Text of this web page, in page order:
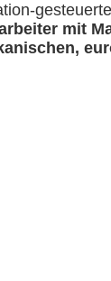
mit